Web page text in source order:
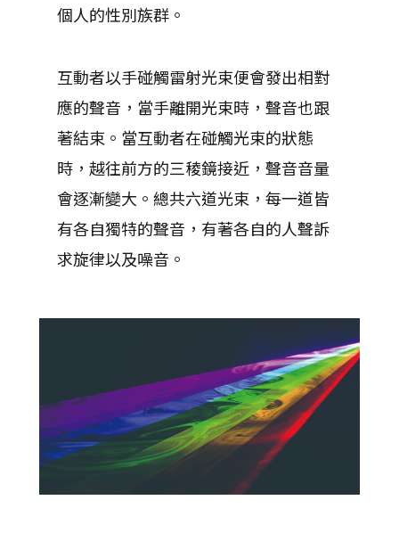
個人的性別族群。
互動者以手碰觸雷射光束便會發出相對
應的聲音，當手離開光束時，聲音也跟
著結束。當互動者在碰觸光束的狀態
時，越往前方的三稜鏡接近，聲音音量
會逐漸變大。總共六道光束，每一道皆
有各自獨特的聲音，有著各自的人聲訴
求旋律以及噪音。